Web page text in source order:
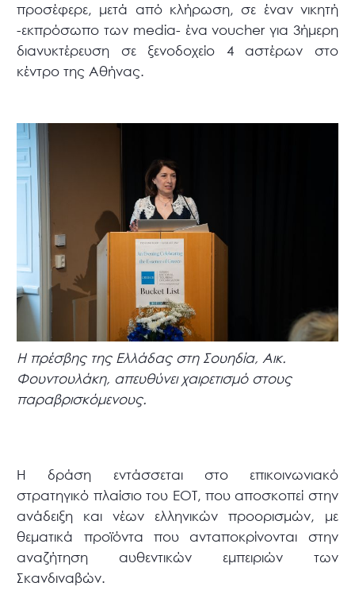
προσέφερε, μετά από κλήρωση, σε έναν νικητή
-εκπρόσωπο των media- ένα voucher για 3ήμερη
διανυκτέρευση σε ξενοδοχείο 4 αστέρων στο
κέντρο της Αθήνας.
Η πρέσβης της Ελλάδας στη Σουηδία, Αικ.
Φουντουλάκη, απευθύνει χαιρετισμό στους
παραβρισκόμενους.
Η δράση εντάσσεται στο επικοινωνιακό
στρατηγικό πλαίσιο του ΕΟΤ, που αποσκοπεί στην
ανάδειξη και νέων ελληνικών προορισμών, με
θεματικά προϊόντα που ανταποκρίνονται στην
αναζήτηση αυθεντικών εμπειριών των
Σκανδιναβών.